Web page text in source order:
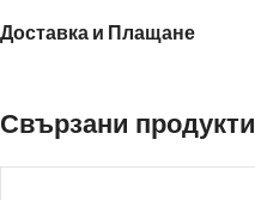
Доставка и Плащане
Свързани продукти